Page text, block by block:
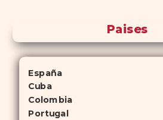
Paises
España
Cuba
Colombia
Portugal